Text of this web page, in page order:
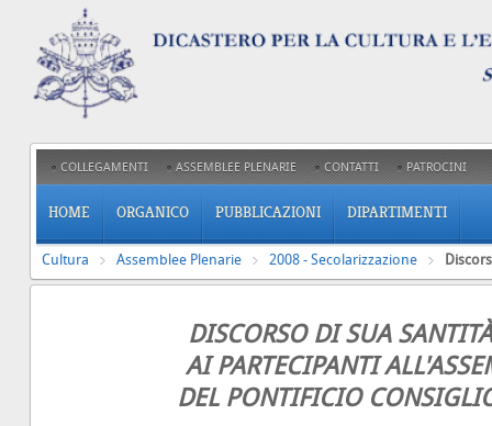
COLLEGAMENTI ASSEMBLEE PLENARIE CONTATTI PATROCINI
HOME ORGANICO PUBBLICAZIONI DIPARTIMENTI
Cultura Assemblee Plenarie 2008 - Secolarizzazione
DISCORSO DI SUA
AI PARTECIPANTI
DEL PONTIFICIO